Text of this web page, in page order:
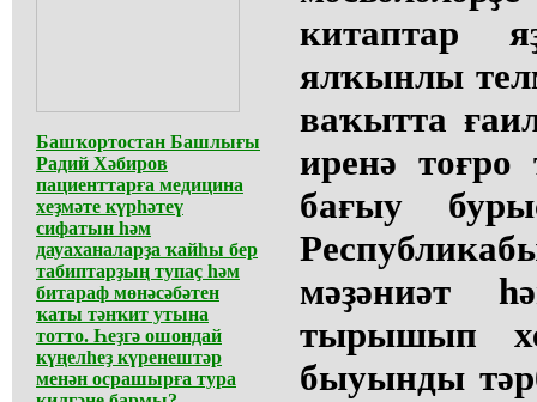
Башҡортостан Башлығы
Радий Хәбиров
пациенттарға медицина
хеҙмәте күрһәтеү
сифатын һәм
дауаханаларҙа ҡайһы бер
табиптарҙың тупаҫ һәм
битараф мөнәсәбәтен
ҡаты тәнҡит утына
тотто. Һеҙгә ошондай
күңелһеҙ күренештәр
менән осрашырға тура
китаптар
ялҡынлы
ваҡытта
иренә
бағыу
мәҙәниәт
тырышып
быуынды